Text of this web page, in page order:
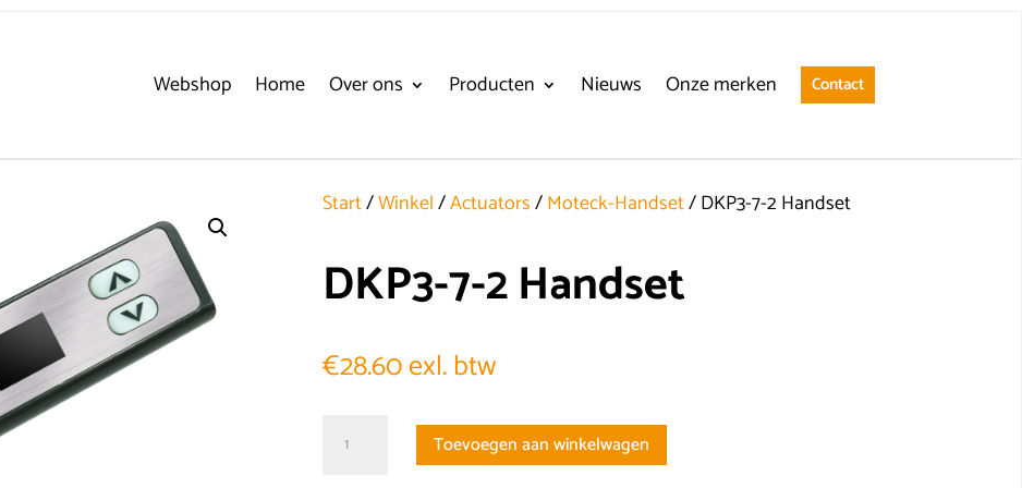
Webshop Home Over ons Producten Nieuws Onze merken Contact
Start/Winkel/Actuators/Moteck-Handset/ DKP3-7-2 Handset
DKP3-7-2 Handset
€28.60exl. btw
Toevoegen aan winkelwagen